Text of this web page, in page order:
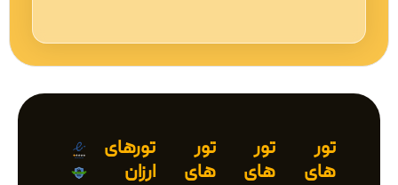
تور
های
تور
های
تور
های
تورهای
ارزان